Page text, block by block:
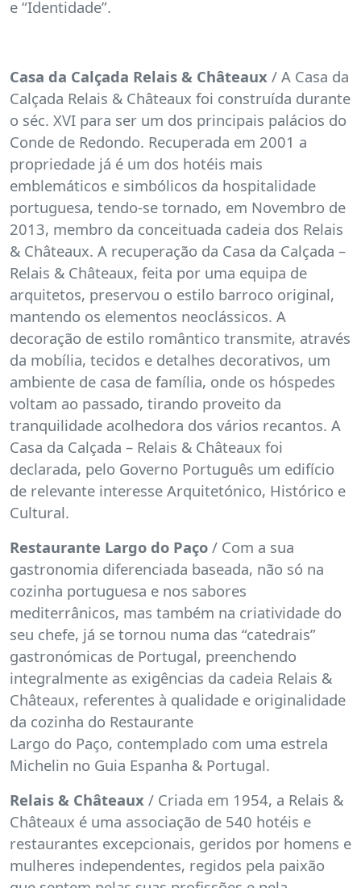
e “Identidade”.
Casa da Calçada Relais & Châteaux / A Casa da
Calçada Relais & Châteaux foi construída durante
o séc. XVI para ser um dos principais palácios do
Conde de Redondo. Recuperada em 2001 a
propriedade já é um dos hotéis mais
emblemáticos e simbólicos da hospitalidade
portuguesa, tendo-se tornado, em Novembro de
2013, membro da conceituada cadeia dos Relais
& Châteaux. A recuperação da Casa da Calçada –
Relais & Châteaux, feita por uma equipa de
arquitetos, preservou o estilo barroco original,
mantendo os elementos neoclássicos. A
decoração de estilo romântico transmite, através
da mobília, tecidos e detalhes decorativos, um
ambiente de casa de família, onde os hóspedes
voltam ao passado, tirando proveito da
tranquilidade acolhedora dos vários recantos. A
Casa da Calçada – Relais & Châteaux foi
declarada, pelo Governo Português um edifício
de relevante interesse Arquitetónico, Histórico e
Cultural.
Restaurante Largo do Paço / Com a sua
gastronomia diferenciada baseada, não só na
cozinha portuguesa e nos sabores
mediterrânicos, mas também na criatividade do
seu chefe, já se tornou numa das “catedrais”
gastronómicas de Portugal, preenchendo
integralmente as exigências da cadeia Relais &
Châteaux, referentes à qualidade e originalidade
da cozinha do Restaurante
Largo do Paço, contemplado com uma estrela
Michelin no Guia Espanha & Portugal.
Relais & Châteaux / Criada em 1954, a Relais &
Châteaux é uma associação de 540 hotéis e
restaurantes excepcionais, geridos por homens e
mulheres independentes, regidos pela paixão